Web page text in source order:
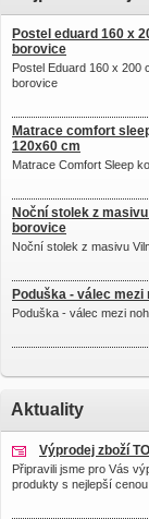
Postel eduard 160 x
borovice
Postel Eduard 160 x 200
borovice
Matrace comfort
120x60 cm
Matrace Comfort Sleep
Noční stolek z
borovice
Noční stolek z masivu
Poduška - válec mezi
Poduška - válec mezi
Aktuality
Výprodej zboží
Připravili jsme pro Vás
produkty s nejlepší